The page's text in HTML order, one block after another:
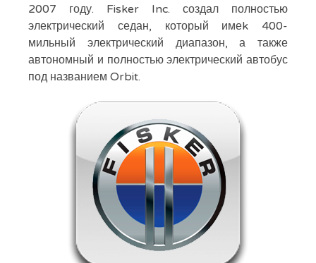
2007 году. Fisker Inc. создал полностью
электрический седан, который имеk 400-
мильный электрический диапазон, а также
автономный и полностью электрический автобус
под названием Orbit.